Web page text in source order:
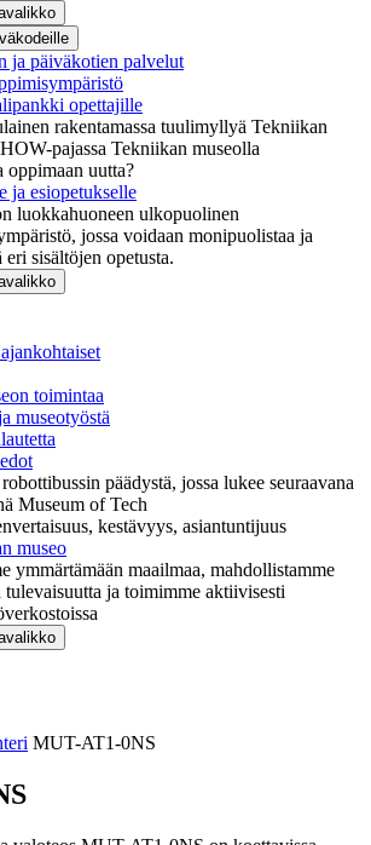
ja päiväkotien palvelut
opettajille
oppimaan uutta?
ja esiopetukselle
luokkahuoneen ulkopuolinen
jossa voidaan monipuolistaa ja
eri sisältöjen opetusta.
toimintaa
museotyöstä
kestävyys, asiantuntijuus
museo
ymmärtämään maailmaa, mahdollistamme
tulevaisuutta ja toimimme aktiivisesti
MUT-AT1-0NS